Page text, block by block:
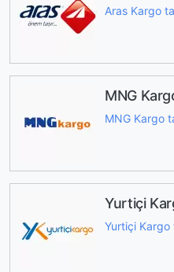
Aras Kargo
MNG
MNG Kargo
Yurtiçi
Yurtiçi Kargo